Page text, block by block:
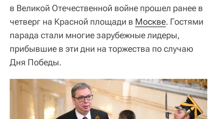
в Великой Отечественной войне прошел ранее в
четверг на Красной площади в Москве. Гостями
парада стали многие зарубежные лидеры,
прибывшие в эти дни на торжества по случаю
Дня Победы.